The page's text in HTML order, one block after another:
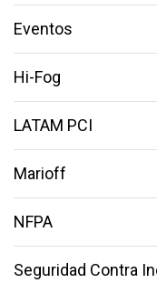
Eventos
Hi-Fog
LATAM PCI
Marioff
NFPA
Seguridad Contra